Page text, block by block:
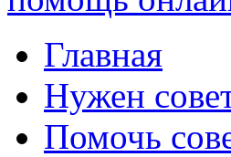
Главная
Нужен
Помочь